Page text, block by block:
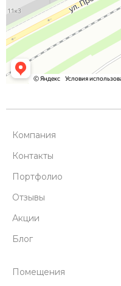
Компания
Контакты
Портфолио
Отзывы
Акции
Блог
Помещения